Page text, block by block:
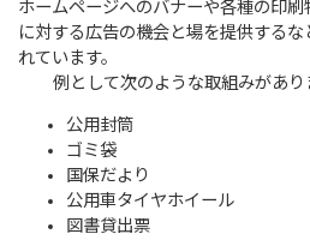
ホームページへのバナーや各種の印
に対する広告の機会と場を提供する
れています。
例として次のような取組みがあり
公用封筒
ゴミ袋
国保だより
公用車タイヤホイール
図書貸出票